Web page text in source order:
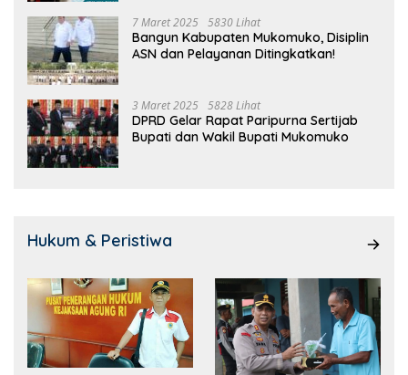
7 Maret 2025 5830 Lihat
Bangun Kabupaten Mukomuko, Disiplin
ASN dan Pelayanan Ditingkatkan!
3 Maret 2025 5828 Lihat
DPRD Gelar Rapat Paripurna Sertijab
Bupati dan Wakil Bupati Mukomuko
Hukum & Peristiwa